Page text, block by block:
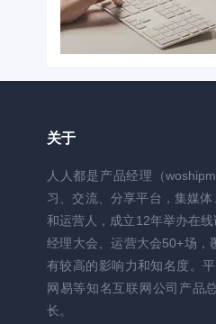
关于
人人都是产品经理（
习、交流、分享平台，集媒
和运营人，成立12年举办在
经理大会、运营大会50+场，
有较高的影响力和知名度。
网易等知名互联网公司产品
长。